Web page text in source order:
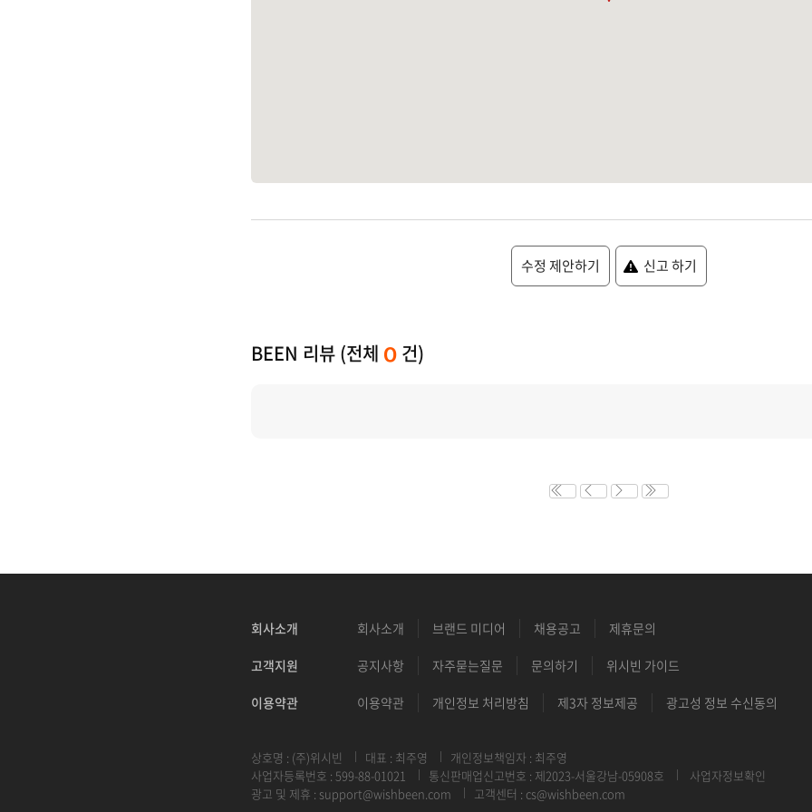
수정 제안하기 신고 하기
BEEN 리뷰 (전체 0 건)
회사소개 회사소개 브랜드 미디어 채용공고 제휴문의
고객지원 공지사항 자주묻는질문 문의하기 위시빈 가이드
이용약관 이용약관 개인정보 처리방침 제3자 정보제공 광고성 정보 수신동의
상호명 : (주)위시빈 대표 : 최주영
개인정보책임자 : 최주영
사업자등록번호 : 599-88-01021
통신판매업신고번호 : 제2023-서울강남-05908호
사업자정보확인
광고 및 제휴 : support@wishbeen.com 고객센터 : cs@wishbeen.com